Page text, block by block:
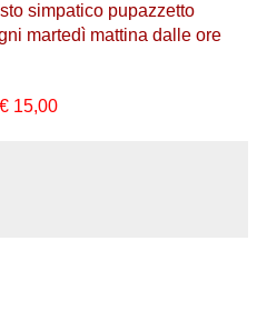
simpatico pupazzetto
martedì mattina dalle ore
15,00